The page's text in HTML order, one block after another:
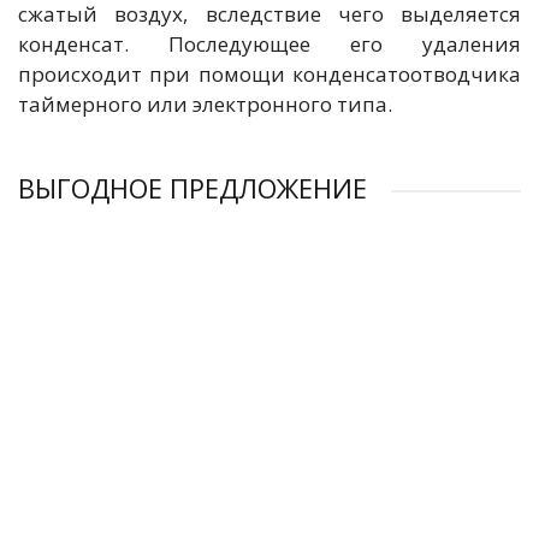
сжатый воздух, вследствие чего выделяется
конденсат. Последующее его удаления
происходит при помощи конденсатоотводчика
таймерного или электронного типа.
ВЫГОДНОЕ ПРЕДЛОЖЕНИЕ